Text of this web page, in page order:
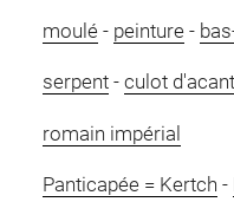
moulé- peinture-
serpent- culot
romain impérial
Panticapée = Kertch -